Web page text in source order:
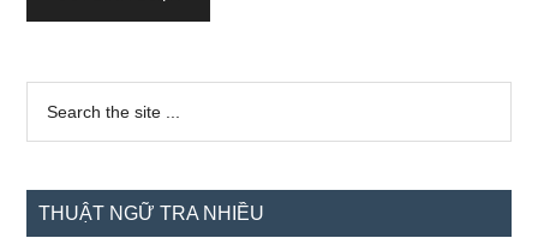
Sidebar
chính
...
THUẬT NGỮ TRA NHIỀU